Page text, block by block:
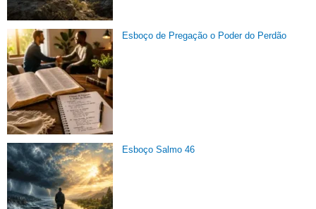
Esboço de Pregação o Poder do Perdão
Esboço Salmo 46